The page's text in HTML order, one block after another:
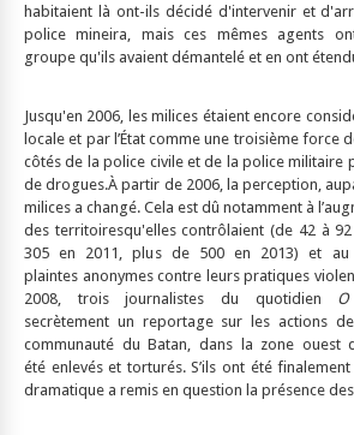
habitaient là ont-ils décidé d'intervenir et
police mineira, mais ces mêmes agents
groupe qu'ils avaient démantelé et en ont
Jusqu'en 2006, les milices étaient encore
locale et par l’État comme une troisième force
côtés de la police civile et de la police militaire
de drogues.À partir de 2006, la perception,
milices a changé. Cela est dû notamment à
des territoiresqu'elles contrôlaient (de 42 à 92
305 en 2011, plus de 500 en 2013) et au
plaintes anonymes contre leurs pratiques
2008, trois journalistes du quotidien
secrètement un reportage sur les actions
communauté du Batan, dans la zone ouest
été enlevés et torturés. S’ils ont été
dramatique a remis en question la présence